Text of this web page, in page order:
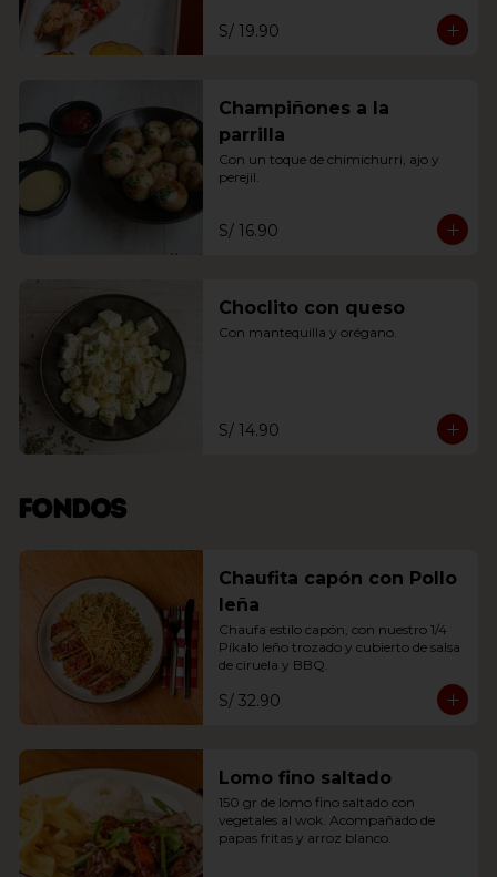
S/ 19.90
Champiñones a la
parrilla
Con un toque de chimichurri, ajo y
perejil.
S/ 16.90
Choclito con queso
Con mantequilla y orégano.
S/ 14.90
Fondos
Chaufita capón con Pollo
leña
Chaufa estilo capón, con nuestro 1/4
Píkalo leño trozado y cubierto de salsa
de ciruela y BBQ.
S/ 32.90
Lomo fino saltado
150 gr de lomo fino saltado con
vegetales al wok. Acompañado de
papas fritas y arroz blanco.